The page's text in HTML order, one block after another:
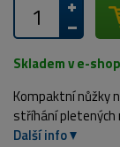
Skladem v e-
Kompaktní nůžky
stříhání pletených
Další info